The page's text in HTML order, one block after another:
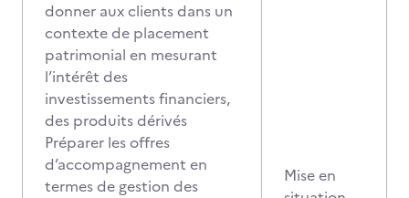
donner aux clients dans un
contexte de placement
patrimonial en mesurant
l’intérêt des
investissements financiers,
des produits dérivés
Préparer les offres
d’accompagnement en
termes de gestion des
Mise en